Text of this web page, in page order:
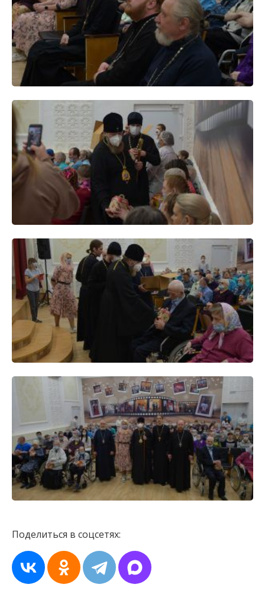
Поделиться в соцсетях: